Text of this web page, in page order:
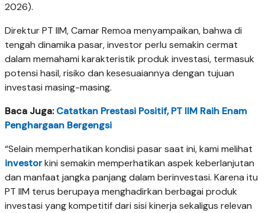
2026).
Direktur PT IIM, Camar Remoa menyampaikan, bahwa di
tengah dinamika pasar, investor perlu semakin cermat
dalam memahami karakteristik produk investasi, termasuk
potensi hasil, risiko dan kesesuaiannya dengan tujuan
investasi masing-masing.
Baca Juga:Catatkan Prestasi Positif, PT IIM Raih Enam
Penghargaan Bergengsi
“Selain memperhatikan kondisi pasar saat ini, kami melihat
investorkini semakin memperhatikan aspek keberlanjutan
dan manfaat jangka panjang dalam berinvestasi. Karena itu
PT IIM terus berupaya menghadirkan berbagai produk
investasi yang kompetitif dari sisi kinerja sekaligus relevan